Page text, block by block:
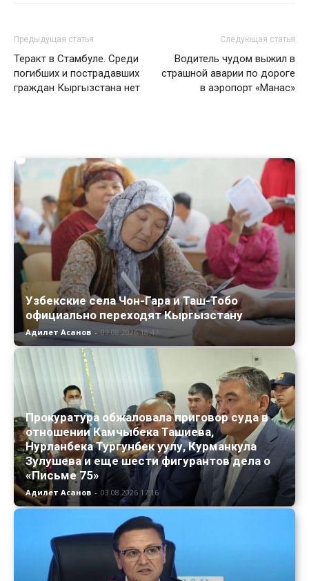
Предыдущая статья
Теракт в Стамбуле. Среди
погибших и пострадавших
граждан Кыргызстана нет
Следующая статья
Водитель чудом выжил в
страшной аварии по дороге
в аэропорт «Манас»
Узбекские села Чон-Гара и Таш-Тобо
официально переходят Кыргызстану
Адилет Асанов - 03.08.2026 18:47
Прокуратура обжаловала приговор суда в
отношении Камчыбека Ташиева,
Нурланбека Тургунбек уулу, Курманкула
Зулушева и еще шести фигурантов дела о
«Письме 75»
Адилет Асанов - 03.08.2026 17:16